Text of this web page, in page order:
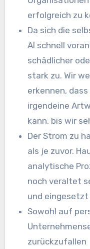
erfolgreich zu
Da sich die
AI schnell
schädlicher
stark zu. Wir
erkennen,
irgendeine
kann, bis wir
Der Strom zu
als je zuvor.
analytische
noch veraltet
und eingesetzt
Sowohl auf
zurückzufallen